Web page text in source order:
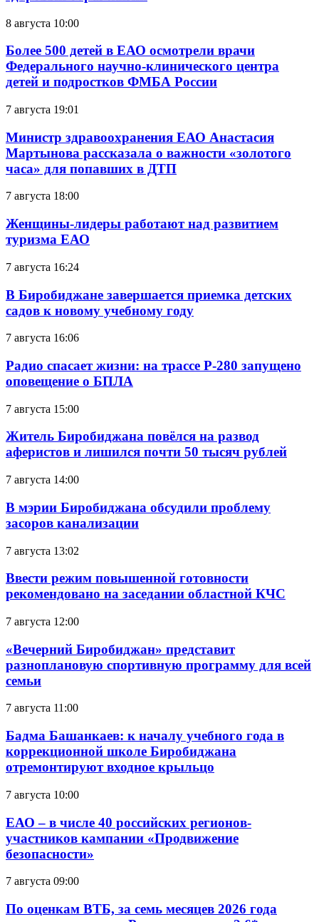
8 августа 10:00
Более 500 детей в ЕАО осмотрели врачи
Федерального научно-клинического центра
детей и подростков ФМБА России
7 августа 19:01
Министр здравоохранения ЕАО Анастасия
Мартынова рассказала о важности «золотого
часа» для попавших в ДТП
7 августа 18:00
Женщины-лидеры работают над развитием
туризма ЕАО
7 августа 16:24
В Биробиджане завершается приемка детских
садов к новому учебному году
7 августа 16:06
Радио спасает жизни: на трассе Р-280 запущено
оповещение о БПЛА
7 августа 15:00
Житель Биробиджана повёлся на развод
аферистов и лишился почти 50 тысяч рублей
7 августа 14:00
В мэрии Биробиджана обсудили проблему
засоров канализации
7 августа 13:02
Ввести режим повышенной готовности
рекомендовано на заседании областной КЧС
7 августа 12:00
«Вечерний Биробиджан» представит
разноплановую спортивную программу для всей
семьи
7 августа 11:00
Бадма Башанкаев: к началу учебного года в
коррекционной школе Биробиджана
отремонтируют входное крыльцо
7 августа 10:00
ЕАО – в числе 40 российских регионов-
участников кампании «Продвижение
безопасности»
7 августа 09:00
По оценкам ВТБ, за семь месяцев 2026 года